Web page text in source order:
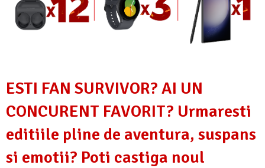
ESTI FAN SURVIVOR? AI UN
CONCURENT FAVORIT? Urmaresti
editiile pline de aventura, suspans
si emotii? Poti castiga noul